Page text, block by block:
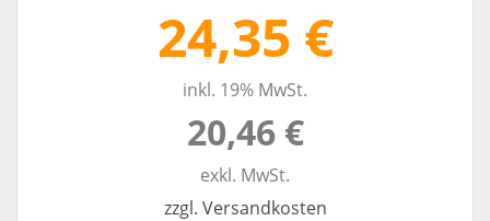
24,35 €
inkl. 19% MwSt.
20,46 €
exkl. MwSt.
zzgl. Versandkosten